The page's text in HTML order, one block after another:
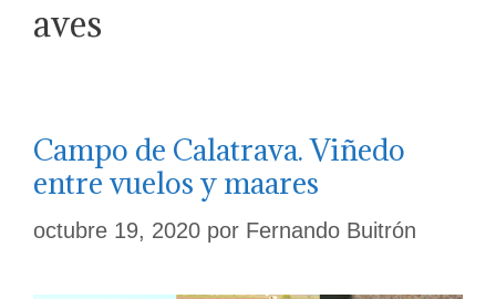
aves
Campo de Calatrava. Viñedo
entre vuelos y maares
octubre 19, 2020 por Fernando Buitrón